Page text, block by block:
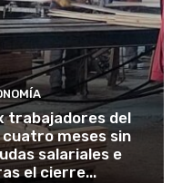
trabajadores del
meses sin
salariales e
el cierre...